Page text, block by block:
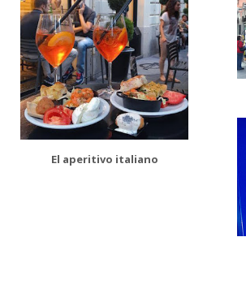
El aperitivo italiano